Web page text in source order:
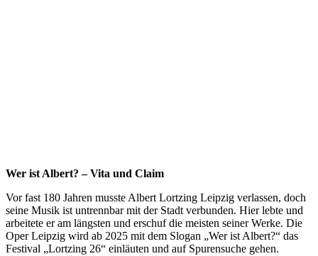
Wer ist Albert? – Vita und Claim
Vor fast 180 Jahren musste Albert Lortzing Leipzig verlassen, doch
seine Musik ist untrennbar mit der Stadt verbunden. Hier lebte und
arbeitete er am längsten und erschuf die meisten seiner Werke. Die
Oper Leipzig wird ab 2025 mit dem Slogan „Wer ist Albert?“ das
Festival „Lortzing 26“ einläuten und auf Spurensuche gehen.